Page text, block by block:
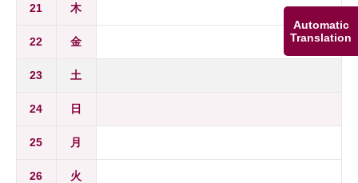
Automatic
Translation
21 木
22 金
23 土
24 日
25 月
26 火